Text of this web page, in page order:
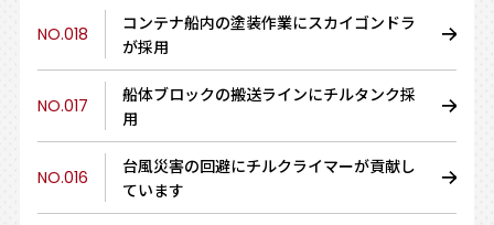
NO.018
コンテナ船内の塗装作業にスカイゴンドラ
が採用
NO.017
船体ブロックの搬送ラインにチルタンク採
用
NO.016
台風災害の回避にチルクライマーが貢献し
ています